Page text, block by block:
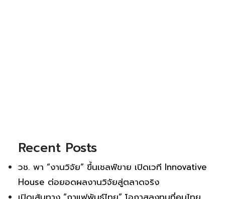
Recent Posts
วช. พา “งานวิจัย” ขึ้นเชลฟ์ขาย เปิดเวที Innovative
House ต่อยอดผลงานวิจัยสู่ตลาดจริง